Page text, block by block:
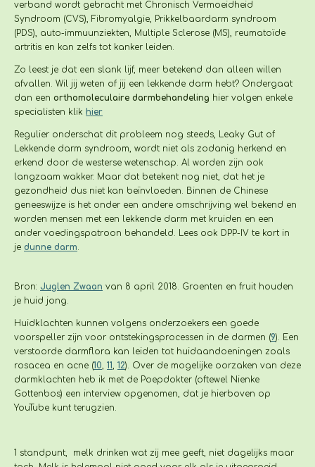
verband wordt gebracht met Chronisch Vermoeidheid
Syndroom (CVS), Fibromyalgie, Prikkelbaardarm syndroom
(PDS), auto-immuunziekten, Multiple Sclerose (MS), reumatoïde
artritis en kan zelfs tot kanker leiden.
Zo leest je dat een slank lijf, meer betekend dan alleen willen
afvallen. Wil jij weten of jij een lekkende darm hebt? Ondergaat
dan een orthomoleculaire darmbehandeling hier volgen enkele
specialisten klik hier
Regulier onderschat dit probleem nog steeds, Leaky Gut of
Lekkende darm syndroom, wordt niet als zodanig herkend en
erkend door de westerse wetenschap. Al worden zijn ook
langzaam wakker. Maar dat betekent nog niet, dat het je
gezondheid dus niet kan beïnvloeden. Binnen de Chinese
geneeswijze is het onder een andere omschrijving wel bekend en
worden mensen met een lekkende darm met kruiden en een
ander voedingspatroon behandeld. Lees ook DPP-IV te kort in
je dunne darm.
Bron: Juglen Zwaan van 8 april 2018. Groenten en fruit houden
je huid jong.
Huidklachten kunnen volgens onderzoekers een goede
voorspeller zijn voor ontstekingsprocessen in de darmen (9). Een
verstoorde darmflora kan leiden tot huidaandoeningen zoals
rosacea en acne (10, 11, 12). Over de mogelijke oorzaken van deze
darmklachten heb ik met de Poepdokter (oftewel Nienke
Gottenbos) een interview opgenomen, dat je hierboven op
YouTube kunt terugzien.
1 standpunt, melk drinken wat zij mee geeft, niet dagelijks maar